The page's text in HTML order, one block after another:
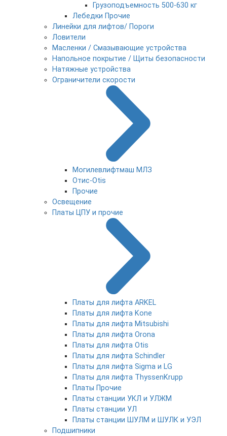
Грузоподъемность 500-630 кг
Лебедки Прочие
Линейки для лифтов/ Пороги
Ловители
Масленки / Смазывающие устройства
Напольное покрытие / Щиты безопасности
Натяжные устройства
Ограничители скорости
Могилевлифтмаш МЛЗ
Отис-Otis
Прочие
Освещение
Платы ЦПУ и прочие
Платы для лифта ARKEL
Платы для лифта Kone
Платы для лифта Mitsubishi
Платы для лифта Orona
Платы для лифта Otis
Платы для лифта Schindler
Платы для лифта Sigma и LG
Платы для лифта ThyssenKrupp
Платы Прочие
Платы станции УКЛ и УЛЖМ
Платы станции УЛ
Платы станции ШУЛМ и ШУЛК и УЭЛ
Подшипники